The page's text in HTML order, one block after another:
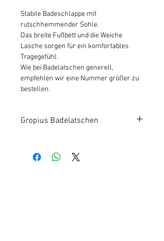
Stabile Badeschlappe mit
rutschhemmender Sohle.
Das breite Fußbett und die Weiche
Lasche sorgen für ein komfortables
Tragegefühl.
Wie bei Badelatschen generell,
empfehlen wir eine Nummer größer zu
bestellen.
Gropius Badelatschen